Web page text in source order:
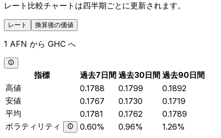
レート比較チャートは四半期ごとに更新されます。
レート 換算後の価値
1 AFN から GHC へ
指標 過去7日間 過去30日間 過去90日間
高値
0.1788 0.1799
0.1892
安値
0.1767 0.1730
0.1719
平均
0.1781 0.1762
0.1789
ボラティリティ
0.60% 0.96% 1.26%